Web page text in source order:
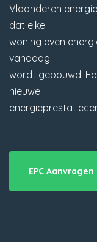
Vlaanderen
dat elke
woning even
vandaag
wordt gebouwd.
nieuwe
EPC Aanvragen